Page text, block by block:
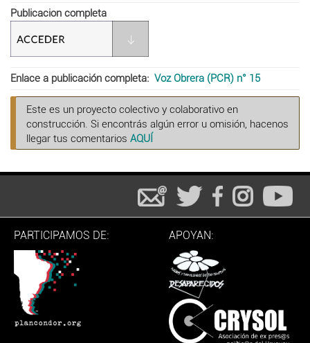
Publicacion completa
Enlace a publicación completa Voz Obrera (PCR) n° 15
Este es un proyecto colectivo y colaborativo en
construcción. Si encontrás algún error u omisión, hacenos
llegar tus comentarios AQUÍ
PARTICIPAMOS DE: APOYAN: